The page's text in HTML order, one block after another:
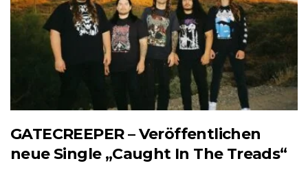
GATECREEPER – Veröffentlichen
neue Single „Caught In The Treads“